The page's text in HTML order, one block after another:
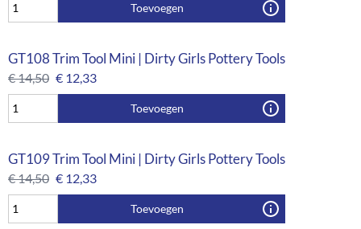
Toevoegen
GT108 Trim Tool Mini | Dirty Girls Pottery Tools
€14,50 € 12,33
Toevoegen
GT109 Trim Tool Mini | Dirty Girls Pottery Tools
€14,50 € 12,33
Toevoegen